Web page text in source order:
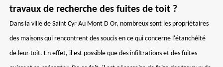
travaux de recherche des fuites de toit ?
Dans la ville de Saint Cyr Au Mont D Or, nombreux sont les propriétaires
des maisons qui rencontrent des soucis en ce qui concerne l'étanchéité
de leur toit. En effet, il est possible que des infiltrations et des fuites